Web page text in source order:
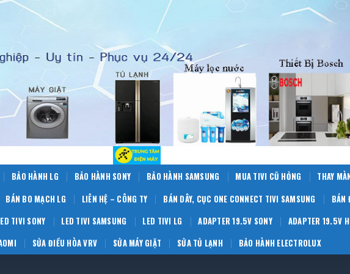
BẢO HÀNH LG BẢO HÀNH SONY BẢO HÀNH SAMSUNG MUA TIVI CŨ HỎNG THAY
BÁN BO MẠCH LG LIÊN HỆ – CÔNG TY BÁN DÂY, CỤC ONE CONNECT TIVI SAMSUNG
BÁN
TIVI SONY LED TIVI SAMSUNG LED TIVI LG ADAPTER 19.5V SONY ADAPTER 19.5V
SỬA ĐIỀU HÒA VRV SỬA MÁY GIẶT SỬA TỦ LẠNH BẢO HÀNH ELECTROLUX